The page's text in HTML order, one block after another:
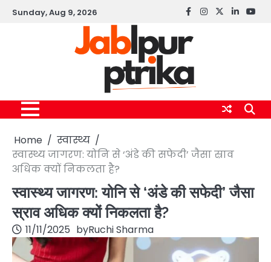
SkipSunday, Aug 9, 2026 Facebook
instagram
twitterlinkedin
Home
स्वास्थ्य
स्वास्थ्य जागरण: योनि से ‘अंडे की सफेदी’ जैसा स्राव
अधिक क्यों निकलता है?
स्वास्थ्य जागरण: योनि से ‘अंडे की सफेदी’ जैसा
स्राव अधिक क्यों निकलता है?
11/11/2025 byRuchi Sharma